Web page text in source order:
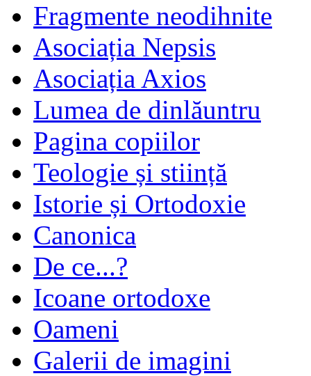
Fragmente neodihnite
Asociația Nepsis
Asociația Axios
Lumea de dinlăuntru
Pagina copiilor
Teologie și stiință
Istorie și Ortodoxie
Canonica
De ce...?
Icoane ortodoxe
Oameni
Galerii de imagini